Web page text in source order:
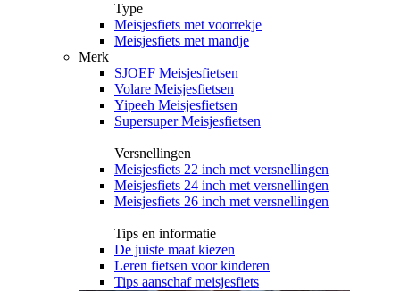
Type
Meisjesfiets met voorrekje
Meisjesfiets met mandje
Merk
SJOEF Meisjesfietsen
Volare Meisjesfietsen
Yipeeh Meisjesfietsen
Supersuper Meisjesfietsen
Versnellingen
Meisjesfiets 22 inch met versnellingen
Meisjesfiets 24 inch met versnellingen
Meisjesfiets 26 inch met versnellingen
Tips en informatie
De juiste maat kiezen
Leren fietsen voor kinderen
Tips aanschaf meisjesfiets